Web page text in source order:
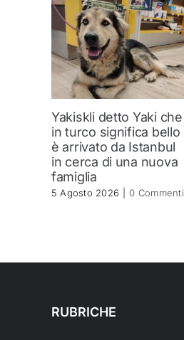
Yakiskli detto Yaki che
in turco significa bello
è arrivato da Istanbul
in cerca di una nuova
famiglia
5 Agosto 2026 0 Commenti
RUBRICHE